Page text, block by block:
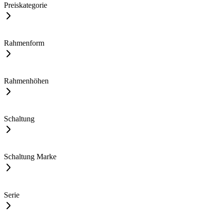
Preiskategorie
Rahmenform
Rahmenhöhen
Schaltung
Schaltung Marke
Serie